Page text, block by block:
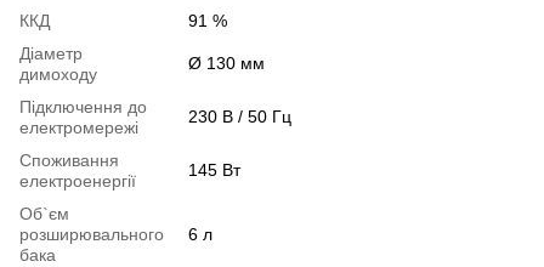
ККД
91 %
Діаметр
димоходу
Ø 130 мм
Підключення до
електромережі
230 В / 50 Гц
Споживання
електроенергії
145 Вт
Об`єм
розширювального
бака
6 л